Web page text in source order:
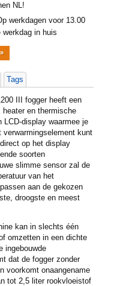
NL!
werkdagen voor 13.00
in huis
Tags
III fogger heeft een
heater en thermische
LCD-display waarmee je
kunt
op het display
soorten
slimme sensor zal de
van het
aan de gekozen
droogste en meest
kan in slechts één
omzetten in een dichte
ingebouwde
dat de fogger zonder
voorkomt onaangename
tot 2,5 liter rookvloeistof